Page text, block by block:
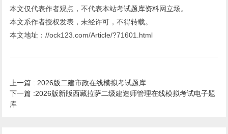
本文仅代表作者观点，不代表本站考试题库资料网立场。
本文系作者授权发表，未经许可，不得转载。
本文地址：//ock123.com/Article/?71601.html
上一篇 : 2026版二建市政在线模拟考试题库
下一篇 :2026版新版西藏拉萨二级建造师管理在线模拟考试电子题
库